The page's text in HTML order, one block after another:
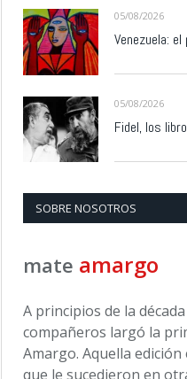
05/08/2026
Venezuela:
05/08/2026
Fidel, los
SOBRE NOSOTROS
mate amargo
A principios de la
compañeros largó la
Amargo. Aquella
que le sucedieron en